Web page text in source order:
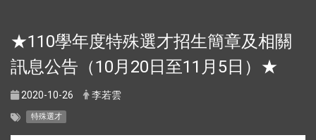
★110學年度特殊選才招生簡章及相關
訊息公告（10月20日至11月5日）★
2020-10-26 李若雲
特殊選才